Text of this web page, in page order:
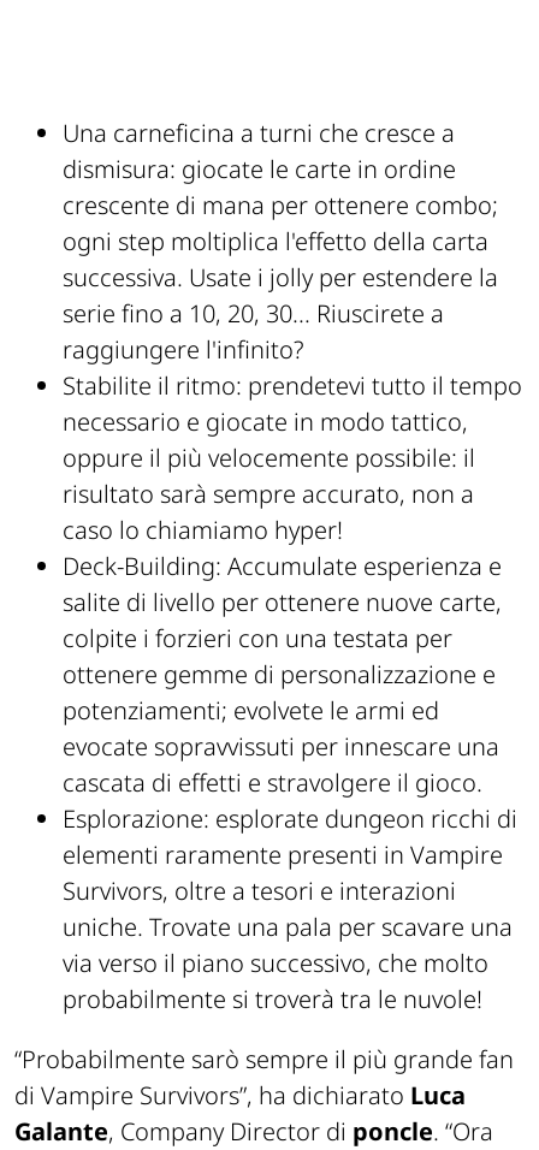
Una carneficina a turni che cresce a
dismisura: giocate le carte in ordine
crescente di mana per ottenere combo;
ogni step moltiplica l'effetto della carta
successiva. Usate i jolly per estendere la
serie fino a 10, 20, 30... Riuscirete a
raggiungere l'infinito?
Stabilite il ritmo: prendetevi tutto il tempo
necessario e giocate in modo tattico,
oppure il più velocemente possibile: il
risultato sarà sempre accurato, non a
caso lo chiamiamo hyper!
Deck-Building: Accumulate esperienza e
salite di livello per ottenere nuove carte,
colpite i forzieri con una testata per
ottenere gemme di personalizzazione e
potenziamenti; evolvete le armi ed
evocate sopravvissuti per innescare una
cascata di effetti e stravolgere il gioco.
Esplorazione: esplorate dungeon ricchi di
elementi raramente presenti in Vampire
Survivors, oltre a tesori e interazioni
uniche. Trovate una pala per scavare una
via verso il piano successivo, che molto
probabilmente si troverà tra le nuvole!
“Probabilmente sarò sempre il più grande fan
di Vampire Survivors”, ha dichiarato Luca
Galante, Company Director di poncle. “Ora